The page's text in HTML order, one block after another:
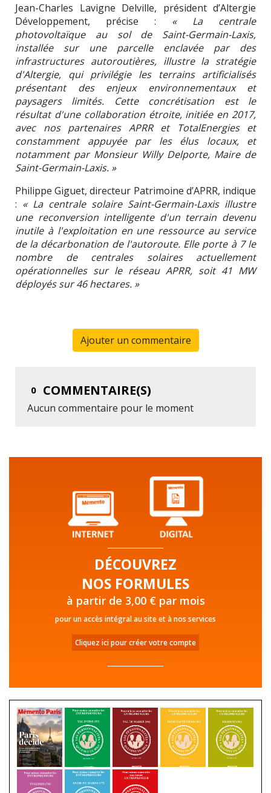
Jean-Charles Lavigne Delville, président d’Altergie
Développement, précise : « La centrale
photovoltaïque au sol de Saint-Germain-Laxis,
installée sur une parcelle enclavée par des
infrastructures autoroutières, illustre la stratégie
d'Altergie, qui privilégie les terrains artificialisés
présentant des enjeux environnementaux et
paysagers limités. Cette concrétisation est le
résultat d'une collaboration étroite, initiée en 2017,
avec nos partenaires APRR et TotalEnergies et
constamment appuyée par les élus locaux, et
notamment par Monsieur Willy Delporte, Maire de
Saint-Germain-Laxis. »
Philippe Giguet, directeur Patrimoine d’APRR, indique
: « La centrale solaire Saint-Germain-Laxis illustre
une reconversion intelligente d'un terrain devenu
inutile à l'exploitation en une ressource au service
de la décarbonation de l'autoroute. Elle porte à 7 le
nombre de centrales solaires actuellement
opérationnelles sur le réseau APRR, soit 41 MW
déployés sur 46 hectares. »
Ajouter un commentaire
0 COMMENTAIRE(S)
Aucun commentaire pour le moment
DÉCOUVREZ
NOS FORMULES
à partir de 3,00 € par mois
pour un accès intégral au site et à nos services
Cliquez ici pour créer votre compte